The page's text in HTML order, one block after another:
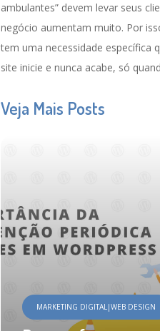
ambulantes” devem levar seus
negócio aumentam muito. Por
tem uma necessidade específica
site inicie e nunca acabe, só
Veja Mais Posts
MARKETING DIGITAL|WEB DESIGN